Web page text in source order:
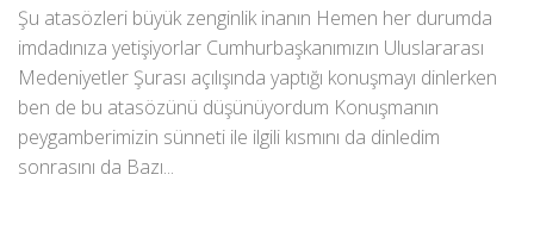
Şu atasözleri büyük zenginlik inanın Hemen her durumda
imdadınıza yetişiyorlar Cumhurbaşkanımızın Uluslararası
Medeniyetler Şurası açılışında yaptığı konuşmayı dinlerken
ben de bu atasözünü düşünüyordum Konuşmanın
peygamberimizin sünneti ile ilgili kısmını da dinledim
sonrasını da Bazı...